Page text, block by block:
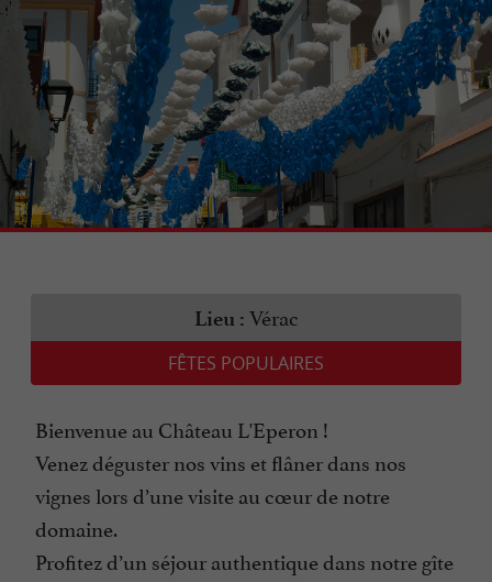
Lieu : Vérac
FÊTES POPULAIRES
Bienvenue au Château L'Eperon !
Venez déguster nos vins et flâner dans nos
vignes lors d’une visite au cœur de notre
domaine.
Profitez d’un séjour authentique dans notre gîte